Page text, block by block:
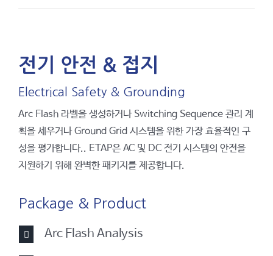
전기 안전 & 접지
Electrical Safety & Grounding
Arc Flash 라벨을 생성하거나 Switching Sequence 관리 계
획을 세우거나 Ground Grid 시스템을 위한 가장 효율적인 구
성을 평가합니다.. ETAP은 AC 및 DC 전기 시스템의 안전을
지원하기 위해 완벽한 패키지를 제공합니다.
Package & Product
Arc Flash Analysis